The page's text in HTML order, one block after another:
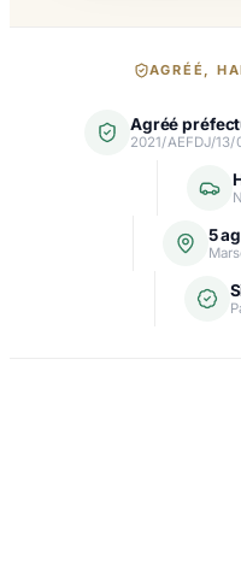
AGRÉÉ,
Agréé
2021/AEFDJ/13/
5